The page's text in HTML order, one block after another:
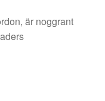
är noggrant